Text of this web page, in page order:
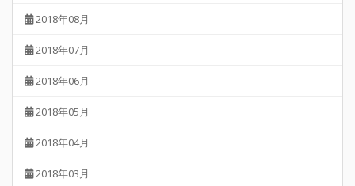
2018年08月
2018年07月
2018年06月
2018年05月
2018年04月
2018年03月